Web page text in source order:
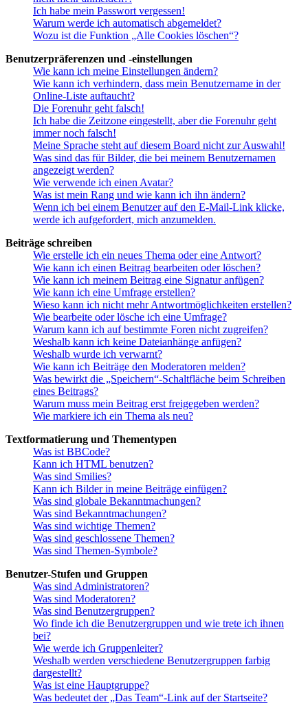
Ich habe mein Passwort vergessen!
Warum werde ich automatisch abgemeldet?
Wozu ist die Funktion „Alle Cookies löschen“?
Benutzerpräferenzen und -einstellungen
Wie kann ich meine Einstellungen ändern?
Wie kann ich verhindern, dass mein Benutzername in der
Online-Liste auftaucht?
Die Forenuhr geht falsch!
Ich habe die Zeitzone eingestellt, aber die Forenuhr geht
immer noch falsch!
Meine Sprache steht auf diesem Board nicht zur Auswahl!
Was sind das für Bilder, die bei meinem Benutzernamen
angezeigt werden?
Wie verwende ich einen Avatar?
Was ist mein Rang und wie kann ich ihn ändern?
Wenn ich bei einem Benutzer auf den E-Mail-Link klicke,
werde ich aufgefordert, mich anzumelden.
Beiträge schreiben
Wie erstelle ich ein neues Thema oder eine Antwort?
Wie kann ich einen Beitrag bearbeiten oder löschen?
Wie kann ich meinem Beitrag eine Signatur anfügen?
Wie kann ich eine Umfrage erstellen?
Wieso kann ich nicht mehr Antwortmöglichkeiten erstellen?
Wie bearbeite oder lösche ich eine Umfrage?
Warum kann ich auf bestimmte Foren nicht zugreifen?
Weshalb kann ich keine Dateianhänge anfügen?
Weshalb wurde ich verwarnt?
Wie kann ich Beiträge den Moderatoren melden?
Was bewirkt die „Speichern“-Schaltfläche beim Schreiben
eines Beitrags?
Warum muss mein Beitrag erst freigegeben werden?
Wie markiere ich ein Thema als neu?
Textformatierung und Thementypen
Was ist BBCode?
Kann ich HTML benutzen?
Was sind Smilies?
Kann ich Bilder in meine Beiträge einfügen?
Was sind globale Bekanntmachungen?
Was sind Bekanntmachungen?
Was sind wichtige Themen?
Was sind geschlossene Themen?
Was sind Themen-Symbole?
Benutzer-Stufen und Gruppen
Was sind Administratoren?
Was sind Moderatoren?
Was sind Benutzergruppen?
Wo finde ich die Benutzergruppen und wie trete ich ihnen
bei?
Wie werde ich Gruppenleiter?
Weshalb werden verschiedene Benutzergruppen farbig
dargestellt?
Was ist eine Hauptgruppe?
Was bedeutet der „Das Team“-Link auf der Startseite?